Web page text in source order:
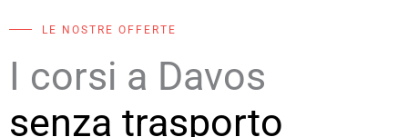
LE NOSTRE OFFERTE
I corsi a Davos
senza trasporto